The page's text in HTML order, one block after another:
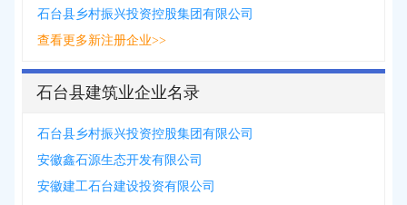
石台县乡村振兴投资控股集团有限公司
查看更多新注册企业>>
石台县建筑业企业名录
石台县乡村振兴投资控股集团有限公司
安徽鑫石源生态开发有限公司
安徽建工石台建设投资有限公司